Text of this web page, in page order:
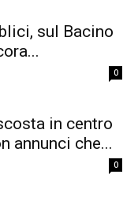
sul Bacino
0
in centro
annunci che...
0